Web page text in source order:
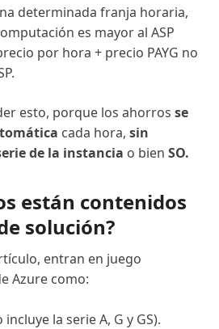
determinada franja horaria,
es mayor al ASP
por hora + precio PAYG no
esto, porque los ahorros se
cada hora, sin
de la instancia o bien SO.
están contenidos
solución?
entran en juego
Azure como:
la serie A, G y GS).